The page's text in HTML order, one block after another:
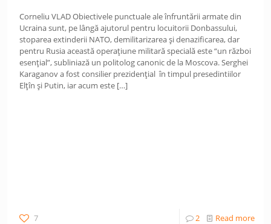
Corneliu VLAD Obiectivele punctuale ale înfruntării armate din
Ucraina sunt, pe lângă ajutorul pentru locuitorii Donbassului,
stoparea extinderii NATO, demilitarizarea și denazificarea, dar
pentru Rusia această operațiune militară specială este “un război
esențial”, subliniază un politolog canonic de la Moscova. Serghei
Karaganov a fost consilier prezidențial în timpul presedintiilor
Elțîn și Putin, iar acum este […]
7 2 Read more